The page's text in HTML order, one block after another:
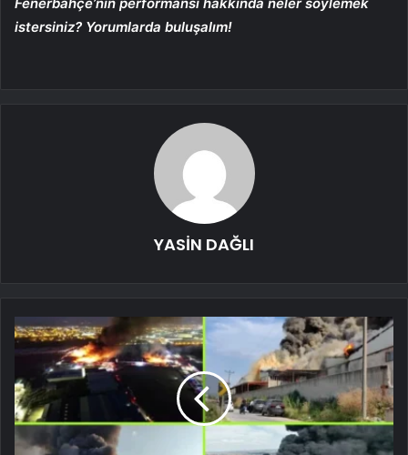
istersiniz? Yorumlarda buluşalım!
YASİN DAĞLI